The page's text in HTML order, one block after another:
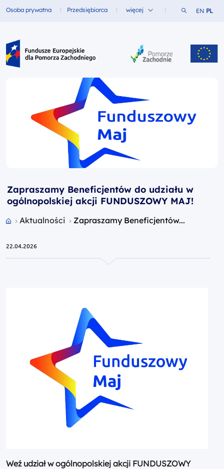
Fundusze dla
Osoba prywatna Fundusze dla
Przedsiębiorca więcej Szukaj w
EN PL
Fundusze Europejskie dla Pomorza Zachodniego
Zapraszamy Beneficjentów do udziału w
ogólnopolskiej akcji FUNDUSZOWY MAJ!
Przejdź do strony głównej portalu
Aktualności Zapraszamy Beneficjentów...
22.04.2026
Weź udział w ogólnopolskiej akcji FUNDUSZOWY